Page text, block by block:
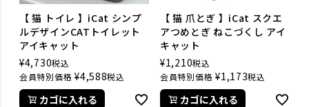
【 猫 トイレ 】iCat シンプ
ルデザインCATトイレット
アイキャット
¥4,730税込
会員特別価格 ¥4,588税込
カゴに入れる
【 猫 爪とぎ 】iCat スクエ
アつめとぎ ねこづくし アイ
キャット
¥1,210税込
会員特別価格 ¥1,173税込
カゴに入れる